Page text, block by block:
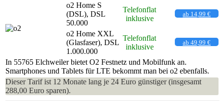
o2 Home S
(DSL), DSL
50.000
Telefonflat
inklusive
ab 14,99 €
o2 Home XXL
(Glasfaser), DSL
1.000.000
Telefonflat
inklusive
ab 49,99 €
In 55765 Elchweiler bietet O2 Festnetz und Mobilfunk an.
Smartphones und Tablets für LTE bekommt man bei o2 ebenfalls.
Dieser Tarif ist 12 Monate lang je 24 Euro günstiger (insgesamt
288,00 Euro sparen).